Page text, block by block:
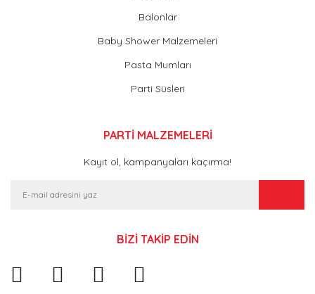
Balonlar
Baby Shower Malzemeleri
Pasta Mumları
Parti Süsleri
PARTİ MALZEMELERİ
Kayıt ol, kampanyaları kaçırma!
BİZİ TAKİP EDİN